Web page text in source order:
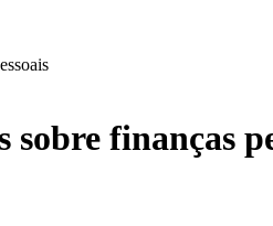
sobre finanças